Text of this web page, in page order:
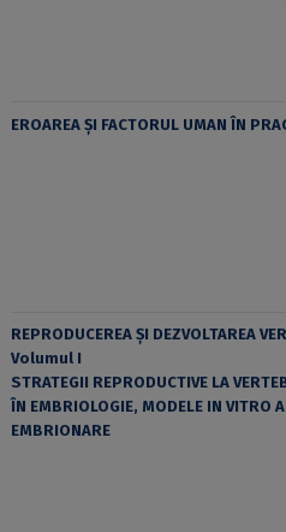
EROAREA ȘI FACTORUL UMAN ÎN
REPRODUCEREA ȘI DEZVOLTAREA
Volumul I
STRATEGII REPRODUCTIVE LA
ÎN EMBRIOLOGIE, MODELE IN VITRO
EMBRIONARE